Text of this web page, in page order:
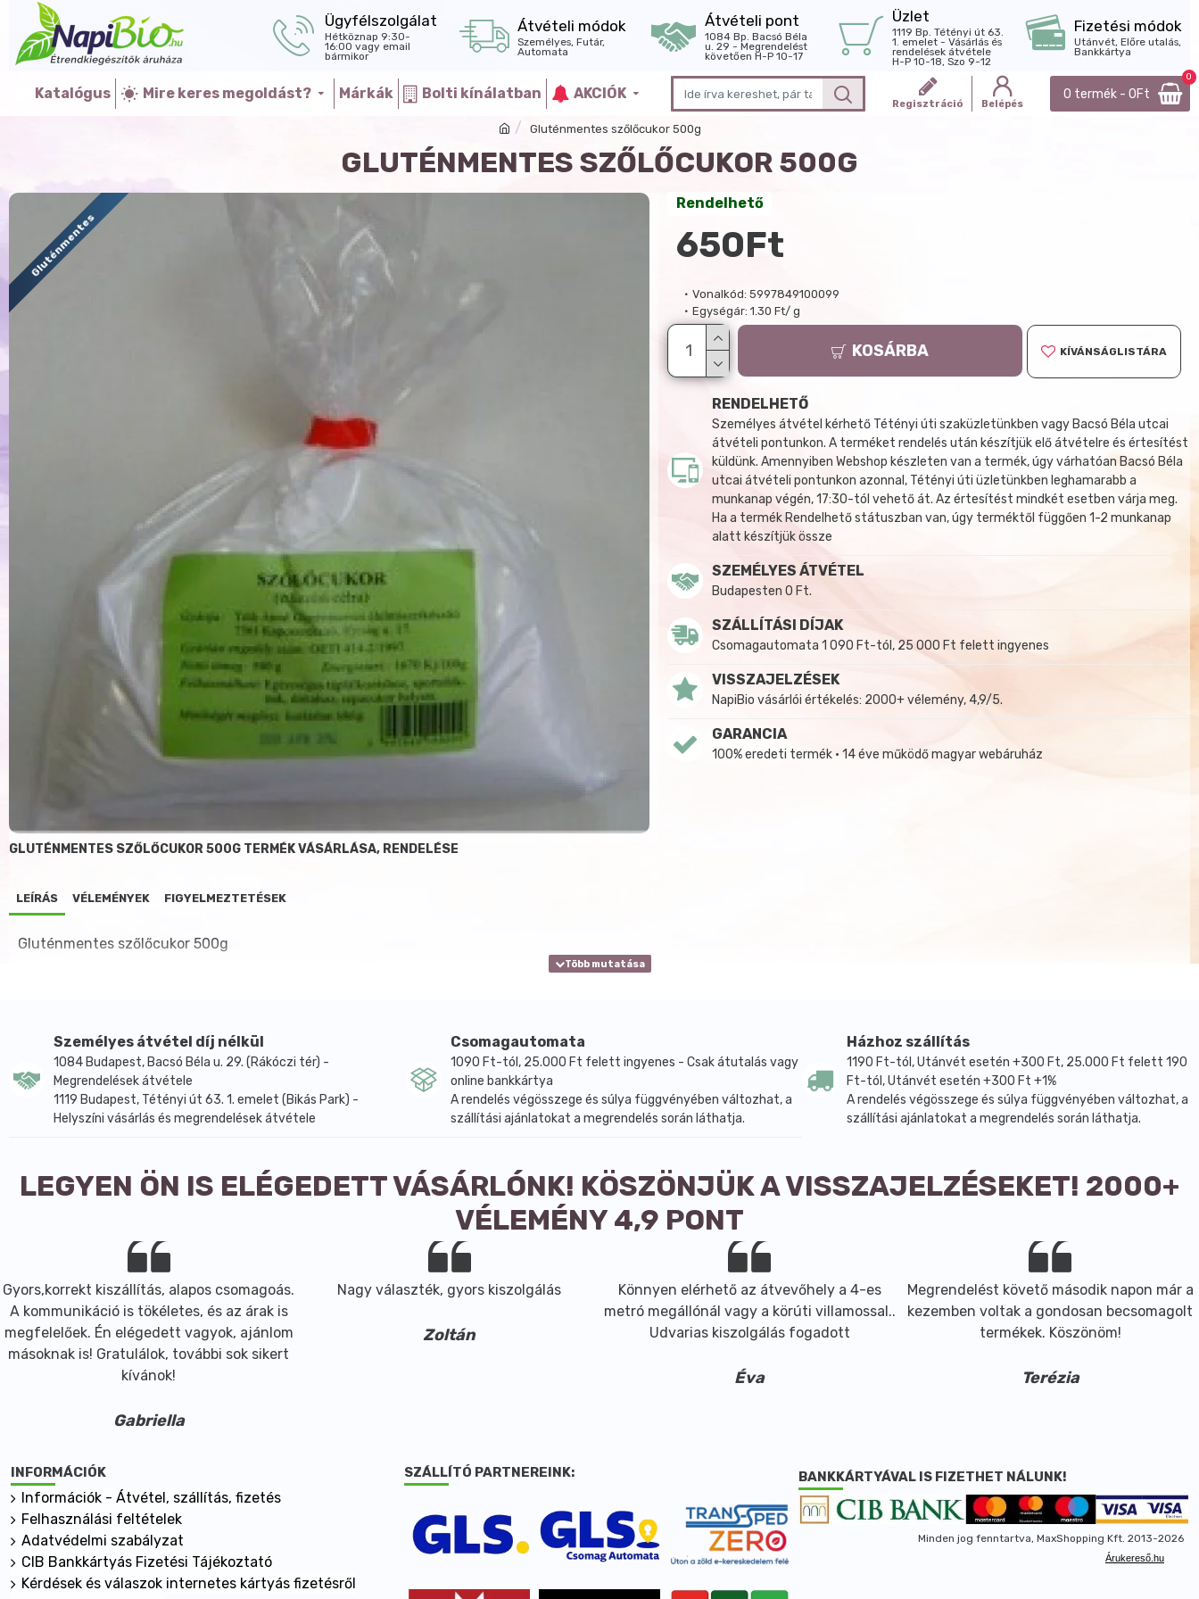
Ügyfélszolgálat
Hétköznap 9:30-
16:00 vagy email
bármikor
Átvételi módok
Személyes, Futár,
Automata
Átvételi pont
1084 Bp. Bacsó Béla
u. 29 - Megrendelést
követően H-P 10-17
Üzlet
1119 Bp. Tétényi út 63.
1. emelet - Vásárlás és
rendelések átvétele
H-P 10-18, Szo 9-12
Fizetési módok
Utánvét, Előre utalás,
Bankkártya
Katalógus Mire keres megoldást? Márkák Bolti kínálatban AKCIÓK
Regisztráció Belépés
0 termék - 0Ft
0
Gluténmentes szőlőcukor 500g
GLUTÉNMENTES SZŐLŐCUKOR 500G
Gluténmentes
Vonalkód: 5997849100099
Egységár: 1.30 Ft/ g
Rendelhető
650Ft
KOSÁRBA KÍVÁNSÁGLISTÁRA
RENDELHETŐ
Személyes átvétel kérhető Tétényi úti szaküzletünkben vagy Bacsó Béla utcai
átvételi pontunkon. A terméket rendelés után készítjük elő átvételre és értesítést
küldünk. Amennyiben Webshop készleten van a termék, úgy várhatóan Bacsó Béla
utcai átvételi pontunkon azonnal, Tétényi úti üzletünkben leghamarabb a
munkanap végén, 17:30-tól vehető át. Az értesítést mindkét esetben várja meg.
Ha a termék Rendelhető státuszban van, úgy terméktől függően 1-2 munkanap
alatt készítjük össze
SZEMÉLYES ÁTVÉTEL
Budapesten 0 Ft.
SZÁLLÍTÁSI DÍJAK
Csomagautomata 1 090 Ft-tól, 25 000 Ft felett ingyenes
VISSZAJELZÉSEK
NapiBio vásárlói értékelés: 2000+ vélemény, 4,9/5.
GARANCIA
100% eredeti termék • 14 éve működő magyar webáruház
GLUTÉNMENTES SZŐLŐCUKOR 500G TERMÉK VÁSÁRLÁSA, RENDELÉSE
LEÍRÁS VÉLEMÉNYEK FIGYELMEZTETÉSEK
Gluténmentes szőlőcukor 500g
Személyes átvétel díj nélkül
1084 Budapest, Bacsó Béla u. 29. (Rákóczi tér) -
Megrendelések átvétele
1119 Budapest, Tétényi út 63. 1. emelet (Bikás Park) -
Helyszíni vásárlás és megrendelések átvétele
Csomagautomata
1090 Ft-tól, 25.000 Ft felett ingyenes - Csak átutalás vagy
online bankkártya
A rendelés végösszege és súlya függvényében változhat, a
szállítási ajánlatokat a megrendelés során láthatja.
Házhoz szállítás
1190 Ft-tól, Utánvét esetén +300 Ft, 25.000 Ft felett 190
Ft-tól, Utánvét esetén +300 Ft +1%
A rendelés végösszege és súlya függvényében változhat, a
szállítási ajánlatokat a megrendelés során láthatja.
LEGYEN ÖN IS ELÉGEDETT VÁSÁRLÓNK! KÖSZÖNJÜK A VISSZAJELZÉSEKET! 2000+
VÉLEMÉNY 4,9 PONT
Gyors,korrekt kiszállítás, alapos csomagoás.
A kommunikáció is tökéletes, és az árak is
megfelelőek. Én elégedett vagyok, ajánlom
másoknak is! Gratulálok, további sok sikert
kívánok!
Gabriella
Nagy választék, gyors kiszolgálás
Zoltán
Könnyen elérhető az átvevőhely a 4-es
metró megállónál vagy a körúti villamossal..
Udvarias kiszolgálás fogadott
Éva
Megrendelést követő második napon már a
kezemben voltak a gondosan becsomagolt
termékek. Köszönöm!
Terézia
INFORMÁCIÓK
Információk - Átvétel, szállítás, fizetés
Felhasználási feltételek
Adatvédelmi szabályzat
CIB Bankkártyás Fizetési Tájékoztató
Kérdések és válaszok internetes kártyás fizetésről
SZÁLLÍTÓ PARTNEREINK: BANKKÁRTYÁVAL IS FIZETHET NÁLUNK!
Minden jog fenntartva, MaxShopping Kft. 2013-2026
Árukereső.hu